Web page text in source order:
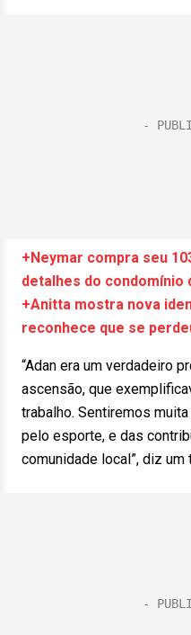
+Neymar compra seu
detalhes do condomínio
+Anitta mostra nova
reconhece que se
“Adan era um verdadeiro
ascensão, que
trabalho. Sentiremos
pelo esporte, e das
comunidade local”, diz um